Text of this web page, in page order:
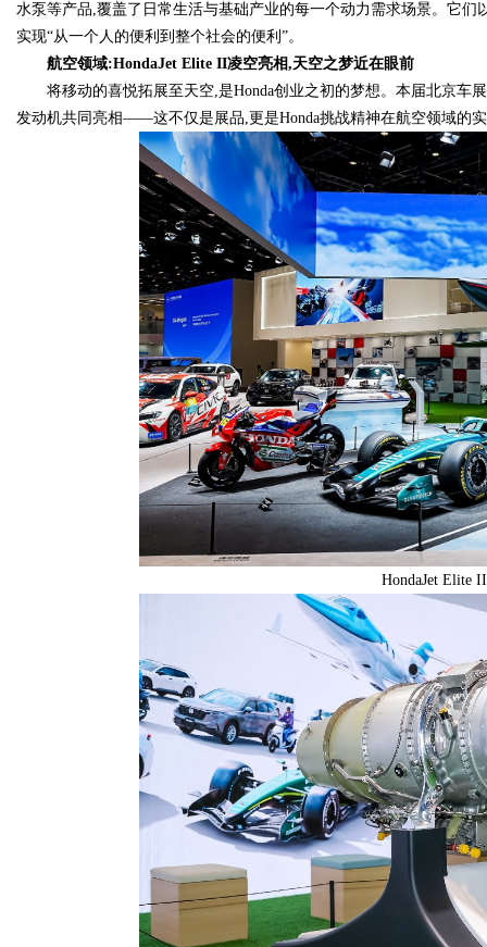
水泵等产品,覆盖了日常生活与基础产业的每一个动力需求场景。它
实现“从一个人的便利到整个社会的便利”。
航空领域:HondaJet Elite II凌空亮相,天空之梦近在眼前
将移动的喜悦拓展至天空,是Honda创业之初的梦想。本届北京车
发动机共同亮相——这不仅是展品,更是Honda挑战精神在航空领域的
HondaJet Elite